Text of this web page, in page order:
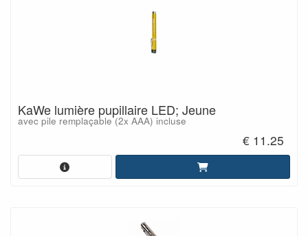
KaWe lumière pupillaire LED; Jeune
avec pile remplaçable (2x AAA) incluse
€ 11.25